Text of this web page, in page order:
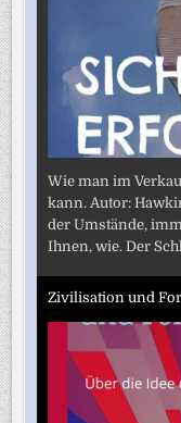
Wie man im
kann. Autor:
der Umstände,
Ihnen, wie. Der
Zivilisation und